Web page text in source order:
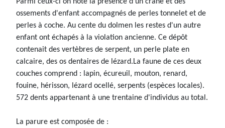
Parmi ceux-ci on note la présence d'un crâne et des
ossements d'enfant accompagnés de perles tonnelet et de
perles à coche. Au cente du dolmen les restes d'un autre
enfant ont échapés à la violation ancienne. Ce dépôt
contenait des vertèbres de serpent, un perle plate en
calcaire, des os dentaires de lézard.La faune de ces deux
couches comprend : lapin, écureuil, mouton, renard,
fouine, hérisson, lézard ocellé, serpents (espèces locales).
572 dents appartenant à une trentaine d'individus au total.
La parure est composée de :